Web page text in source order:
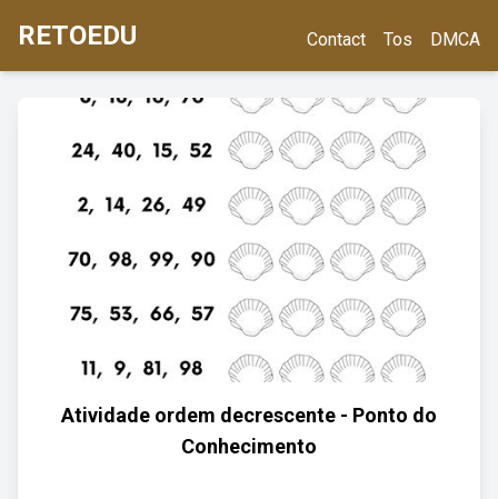
RETOEDU Contact Tos DMCA
Atividade ordem decrescente - Ponto do
Conhecimento